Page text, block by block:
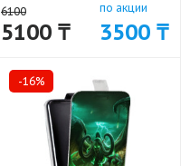
6100
5100 ₸
по акции
3500 ₸
-16%